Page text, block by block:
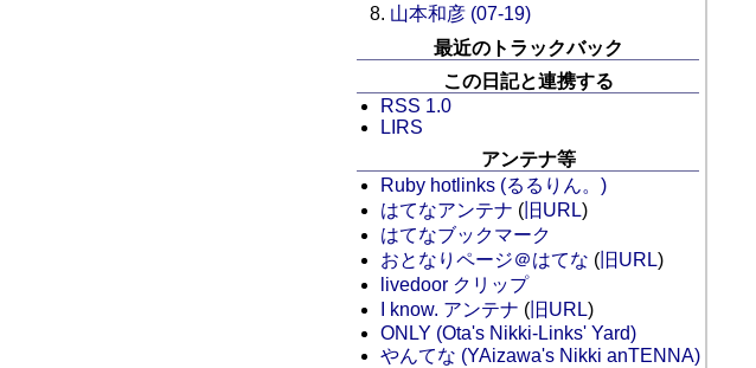
山本和彦 (07-19)
最近のトラックバック
この日記と連携する
RSS 1.0
LIRS
アンテナ等
Ruby hotlinks (るるりん。)
はてなアンテナ ( 旧URL)
はてなブックマーク
おとなりページ＠はてな ( 旧URL)
livedoor クリップ
I know. アンテナ ( 旧URL)
ONLY (Ota's Nikki-Links' Yard)
やんてな (YAizawa's Nikki anTENNA)